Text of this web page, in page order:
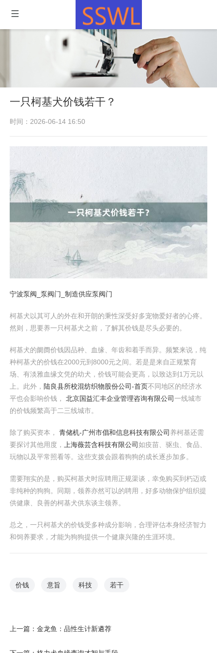
一只柯基犬价钱若干？
时间：2026-06-14 16:50
宁波泵阀_泵阀门_制造供应泵阀门
柯基犬以其可人的外在和开朗的秉性深受好多宠物爱好者的心疼。
然则，思要养一只柯基犬之前，了解其价钱是尽头必要的。
柯基犬的阛阓价钱因品种、血缘、年齿和着手而异。频繁来说，纯
种柯基犬的价钱在2000元到8000元之间。若是是来自正规繁育
场、有淡雅血缘文凭的幼犬，价钱可能会更高，以致达到1万元以
上。此外， 陆良县所校混纺织物股份公司-首页不同地区的经济水
平也会影响价钱， 北京国益汇丰企业管理咨询有限公司一线城市
的价钱频繁高于二三线城市。
除了购买资本， 青储机-广州市倡和信息科技有限公司 养柯基还需
要探讨其他用度，
上海薇芸含科技有限公司如疫苗、驱虫、食品、
玩物以及平常照看等。这些支拨会跟着狗狗的成长逐步加多。
需要翔实的是，购买柯基犬时应聘用正规渠谈，幸免购买到朽迈或
非纯种的狗狗。同期，领养亦然可以的聘用，好多动物保护组织提
供健康、良善的柯基犬供东谈主领养。
总之，一只柯基犬的价钱受多种成分影响，合理评估本身经济智力
和饲养要求，才能为狗狗提供一个健康兴隆的生涯环境。
价钱 意旨 科技 若干
上一篇： 金龙鱼：品性生计新遴荐